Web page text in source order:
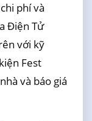
phí và
Điện Tử
với kỹ
Fest
và báo giá